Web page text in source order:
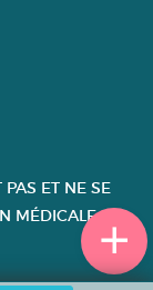
PAS ET NE SE
MÉDICALE.